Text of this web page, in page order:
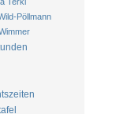
Terkl
Pöllmann